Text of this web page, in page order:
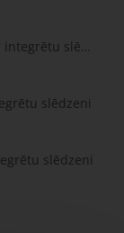
Durvju rokturis MP PERFECTA RT ar integrētu slēdzeni
slēdzeni
slēdzeni